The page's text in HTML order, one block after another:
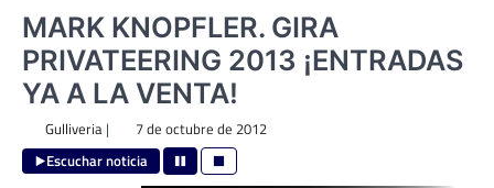
MARK KNOPFLER. GIRA
PRIVATEERING 2013 ¡ENTRADAS
YA A LA VENTA!
Gulliveria| 7 de octubre de 2012
Escuchar noticia